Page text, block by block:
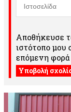
Αποθήκευσε
ιστότοπο μου
επόμενη